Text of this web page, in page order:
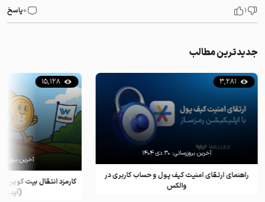
1
0پاسخ
جدیدترین مطالب
راهنمای ارتقای امنیت کیف پول و حساب کاربری در
والکس
3,281
آخرین بروزرسانی: ۳۰ دی ۱۴۰۴
کارمزد انتقال بیت کوین
(آپدیت
15,128
آخرین